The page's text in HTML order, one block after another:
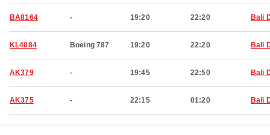
BA8164 - 19:20 22:20 Bali
KL4084 Boeing 787 19:20 22:20 Bali
AK379 - 19:45 22:50 Bali
AK375 - 22:15 01:20 Bali